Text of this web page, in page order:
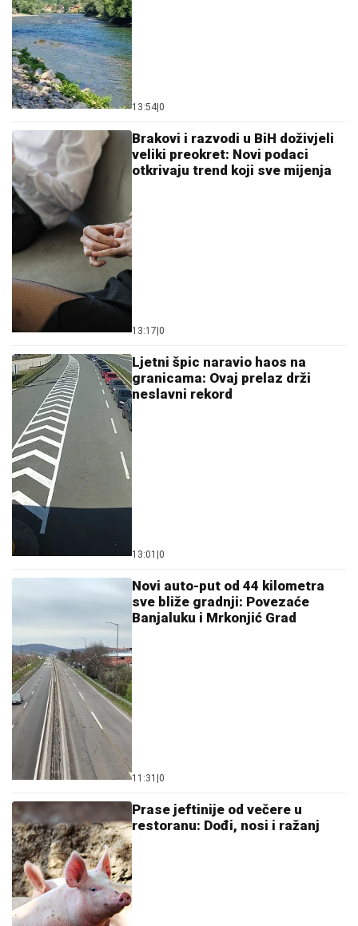
13:54|0
Brakovi i razvodi u BiH doživjeli
veliki preokret: Novi podaci
otkrivaju trend koji sve mijenja
13:17|0
Ljetni špic naravio haos na
granicama: Ovaj prelaz drži
neslavni rekord
13:01 |0
Novi auto-put od 44 kilometra
sve bliže gradnji: Povezaće
Banjaluku i Mrkonjić Grad
11:31 |0
Prase jeftinije od večere u
restoranu: Dođi, nosi i ražanj